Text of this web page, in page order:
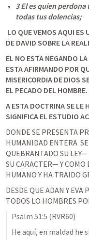
3 El es quien
todas tus dolencias;
DE DAVID SOBRE LA
EL NO ESTA NEGANDO
ESTA AFIRMANDO POR
MISERICORDIA DE DIOS
EL PECADO DEL HOMBRE.
A ESTA DOCTRINA SE
SIGNIFICA EL ESTUDIO
DONDE SE PRESENTA
HUMANIDAD ENTERA
QUEBRANTADO SU
SU CARACTER— Y COMO
HUMANO Y HA TRAIDO
DESDE QUE ADAN Y EVA
TODOS LO HOMBRES
Psalm 51:5 (RVR60)
He aquí, en maldad he